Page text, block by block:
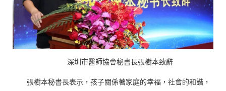
深圳市醫師協會秘書長張樹本致辭
張樹本秘書長表示，孩子關係著家庭的幸福，社會的和諧，